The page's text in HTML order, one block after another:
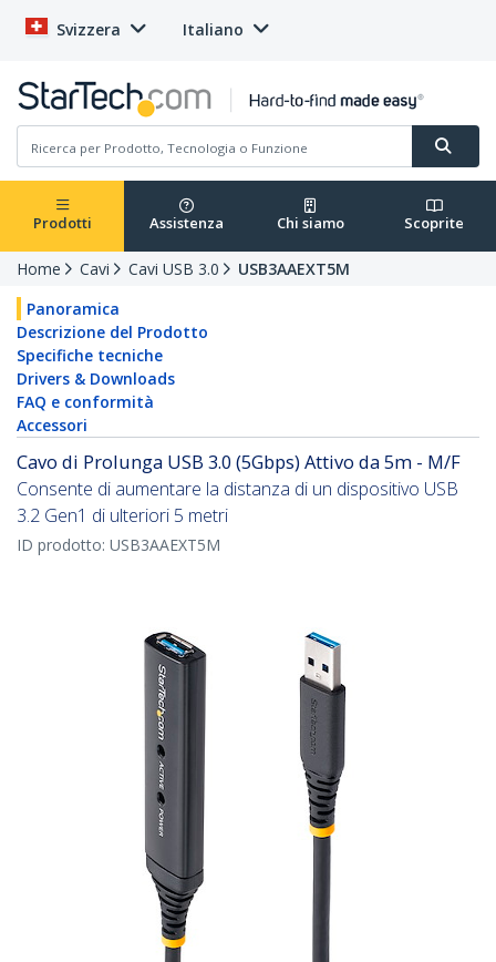
Svizzera Italiano
Prodotti Assistenza Chi siamo Scoprite
Home Cavi Cavi USB 3.0
USB3AAEXT5M
Panoramica
Descrizione del Prodotto
Specifiche tecniche
Drivers & Downloads
FAQ e conformità
Accessori
Cavo di Prolunga USB 3.0 (5Gbps) Attivo da 5m - M/F
Consente di aumentare la distanza di un dispositivo USB
3.2 Gen1 di ulteriori 5 metri
ID prodotto: USB3AAEXT5M